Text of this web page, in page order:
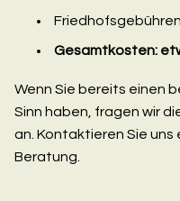
Gesamtkosten:
Wenn Sie bereits einen
Sinn haben, fragen wir
an. Kontaktieren Sie
Beratung.